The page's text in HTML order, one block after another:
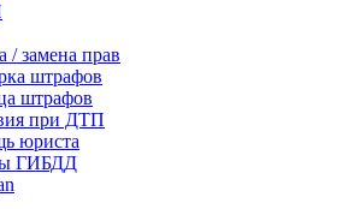
/ замена прав
штрафов
штрафов
при ДТП
юриста
ГИБДД